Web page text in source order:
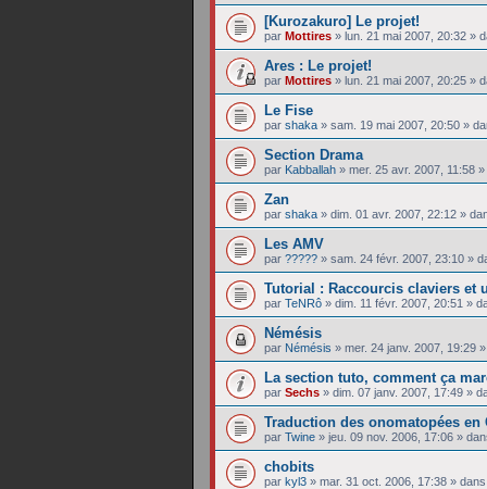
[Kurozakuro] Le projet!
par Mottires » lun. 21 mai 2007, 20:32 »
Ares : Le projet!
par Mottires » lun. 21 mai 2007, 20:25 »
Le Fise
par shaka » sam. 19 mai 2007, 20:50 »
Section Drama
par Kabballah » mer. 25 avr. 2007, 11:58 »
Zan
par shaka » dim. 01 avr. 2007, 22:12 »
Les AMV
par ????? » sam. 24 févr. 2007, 23:10 »
Tutorial : Raccourcis claviers et
par TeNRô » dim. 11 févr. 2007, 20:51 »
Némésis
par Némésis » mer. 24 janv. 2007, 19:29
La section tuto, comment ça
par Sechs » dim. 07 janv. 2007, 17:49 »
Traduction des onomatopées en
par Twine » jeu. 09 nov. 2006, 17:06 »
chobits
par kyl3 » mar. 31 oct. 2006, 17:38 » dans